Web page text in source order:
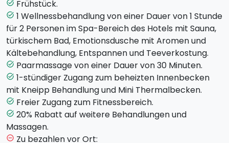
Behandlung, Unterwassermassage und
Wasserfallmassage (60 Minuten).
Zur weiteren Entspannung erwartet euch außerdem
einePaarmassagevon einer Dauer von 30 Minuten.
Check-in: ab 15:00 Uhr.
Check.out: bis 11:00 Uhr.
task_alt Frühstück.
task_alt 1 Wellnessbehandlung von einer Dauer von 1 Stunde
für 2 Personen im Spa-Bereich des Hotels mit Sauna,
türkischem Bad, Emotionsdusche mit Aromen und
Kältebehandlung, Entspannen und Teeverkostung.
task_alt Paarmassage von einer Dauer von 30 Minuten.
task_alt 1-stündiger Zugang zum beheizten Innenbecken
mit Kneipp Behandlung und Mini Thermalbecken.
task_alt Freier Zugang zum Fitnessbereich.
task_alt 20% Rabatt auf weitere Behandlungen und
Massagen.
remove_circle_outline Zu bezahlen vor Ort: